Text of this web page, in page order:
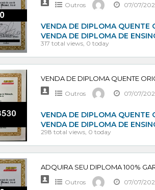
Outros 07/07/
VENDA DE DIPLOMA QUENTE
VENDA DE DIPLOMA DE
317 total views, 0 today
Outros 07/07/
VENDA DE DIPLOMA QUENTE
VENDA DE DIPLOMA DE
298 total views, 0 today
Outros 07/07/